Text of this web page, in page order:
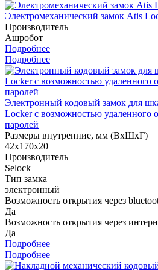
Электромеханический замок Atis
Производитель
Ашробот
Подробнее
Подробнее
Электронный кодовый замок для
Locker с возможностью удаленного
паролей
Размеры внутренние, мм (ВхШхГ)
42х170х20
Производитель
Selock
Тип замка
электронный
Возможность открытия через
Да
Возможность открытия через
Да
Подробнее
Подробнее